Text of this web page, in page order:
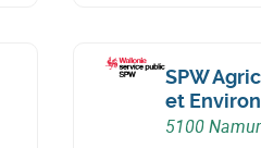
SPW
et
5100 Namur